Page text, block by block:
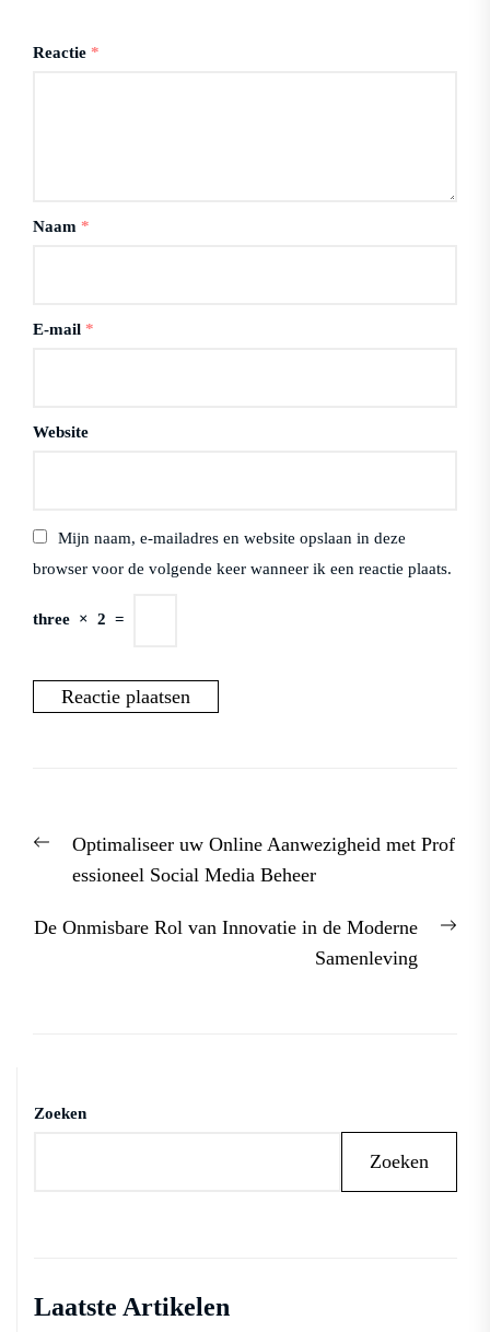
Reactie *
Naam *
E-mail *
Website
Mijn naam, e-mailadres en website opslaan in deze
browser voor de volgende keer wanneer ik een reactie plaats.
three × 2 =
PreviousOptimaliseer uw Online Aanwezigheid met Prof
essioneel Social Media Beheer
De Onmisbare Rol van Innovatie in de Moderne
Samenleving
Zoeken
Zoeken
Laatste Artikelen